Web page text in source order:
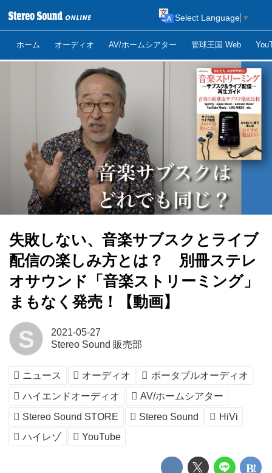
ホーム オーディオ AV/ホームシアター 管球王国 Web
Select Language ▼
失敗しない、音楽サブスクとライブ
配信の楽しみ方とは？ 別冊ステレ
オサウンド「音楽ストリーミング」
まもなく発売！【動画】
S
2021-05-27
Stereo Sound 販売部
ニュース オーディオ
ポータブルオーディオ
ハイエンドオーディオ
AV/ホームシアター
Stereo Sound STORE
Stereo Sound
HiVi
ハイレゾ
YouTube